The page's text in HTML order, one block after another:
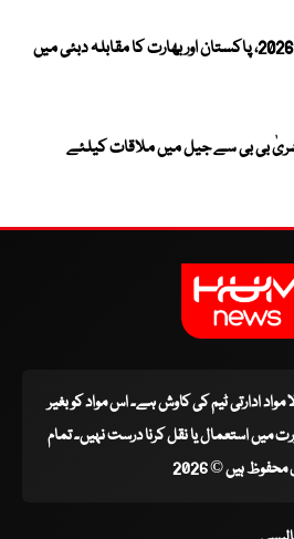
ویمنز ایشیا کپ 2026، پاکستان اور بھارت کا مقابلہ دبئی میں
بی بی سے جیل میں ملاقات کیلئے
مواد ادارتی ٹیم کی کاوش ہے۔ اس مواد کو بغیر
استعمال یا نقل کرنا درست نہیں۔ تمام
ہیں © 2026